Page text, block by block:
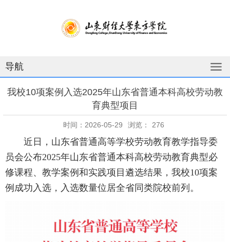
导航
我校10项案例入选2025年山东省普通本科高校劳动教
育典型项目
时间：2026-05-29 浏览： 276
近日，山东省普通高等学校劳动教育教学指导委
员会公布2025年山东省普通本科高校劳动教育典型必
修课程、教学案例和实践项目遴选结果，我校10项案
例成功入选，入选数量位居全省同类院校前列。